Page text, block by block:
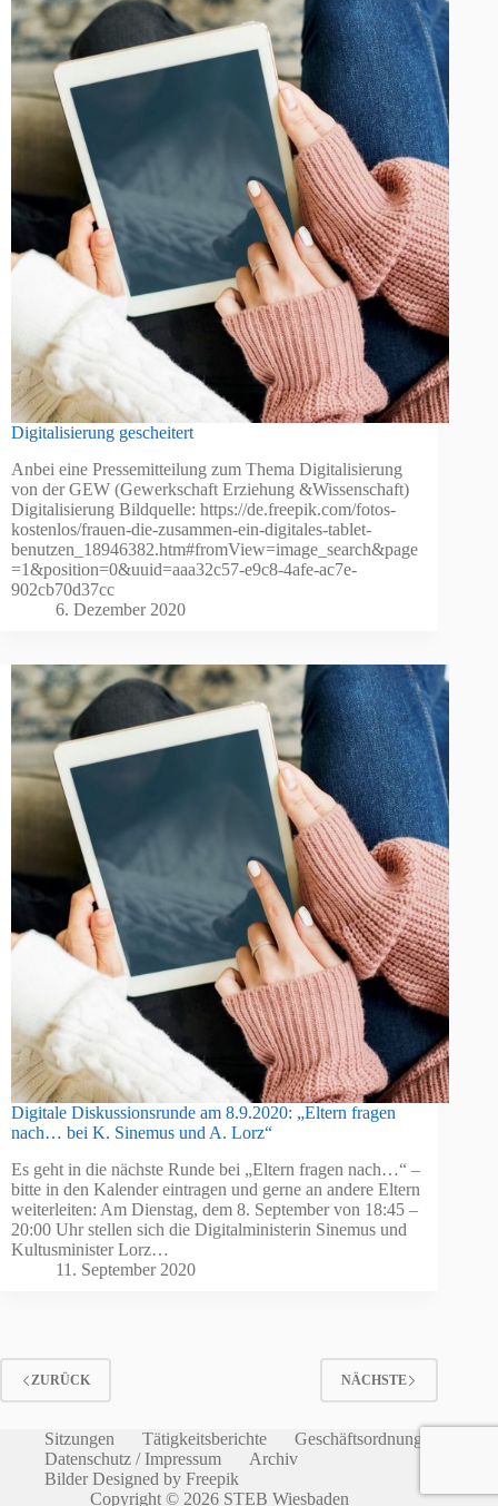
Digitalisierung gescheitert
Anbei eine Pressemitteilung zum Thema Digitalisierung
von der GEW (Gewerkschaft Erziehung &Wissenschaft)
Digitalisierung Bildquelle: https://de.freepik.com/fotos-
kostenlos/frauen-die-zusammen-ein-digitales-tablet-
benutzen_18946382.htm#fromView=image_search&page
=1&position=0&uuid=aaa32c57-e9c8-4afe-ac7e-
902cb70d37cc
6. Dezember 2020
Digitale Diskussionsrunde am 8.9.2020: „Eltern fragen
nach… bei K. Sinemus und A. Lorz“
Es geht in die nächste Runde bei „Eltern fragen nach…“ –
bitte in den Kalender eintragen und gerne an andere Eltern
weiterleiten: Am Dienstag, dem 8. September von 18:45 –
20:00 Uhr stellen sich die Digitalministerin Sinemus und
Kultusminister Lorz…
11. September 2020
ZURÜCK NÄCHSTE
Sitzungen Tätigkeitsberichte
Geschäftsordnung
Datenschutz / Impressum
Archiv
Bilder Designed by Freepik
Copyright © 2026 STEB Wiesbaden